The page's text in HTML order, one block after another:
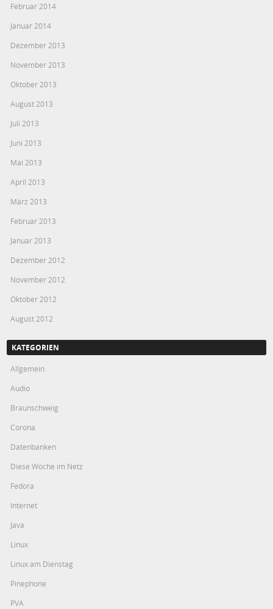
Februar 2014
Januar 2014
Dezember 2013
November 2013
Oktober 2013
August 2013
Juli 2013
Juni 2013
Mai 2013
April 2013
März 2013
Februar 2013
Januar 2013
Dezember 2012
November 2012
Oktober 2012
August 2012
KATEGORIEN
Allgemein
Audio
Braunschweig
Corona
Datenbanken
Diese Woche im Netz
Fedora
Internet
Java
Linux
Linux am Dienstag
Pinephone
PVA